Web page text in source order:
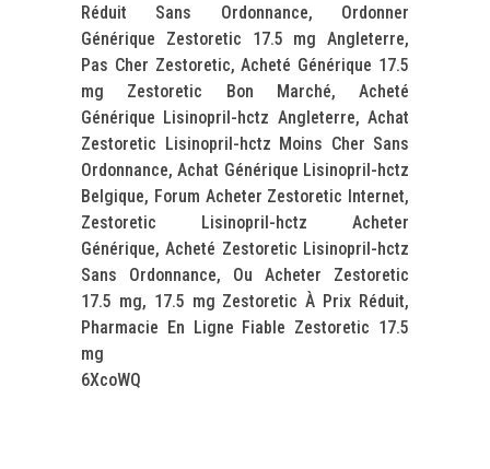
Réduit Sans Ordonnance, Ordonner
Générique Zestoretic 17.5 mg Angleterre,
Pas Cher Zestoretic, Acheté Générique 17.5
mg Zestoretic Bon Marché, Acheté
Générique Lisinopril-hctz Angleterre, Achat
Zestoretic Lisinopril-hctz Moins Cher Sans
Ordonnance, Achat Générique Lisinopril-hctz
Belgique, Forum Acheter Zestoretic Internet,
Zestoretic Lisinopril-hctz Acheter
Générique, Acheté Zestoretic Lisinopril-hctz
Sans Ordonnance, Ou Acheter Zestoretic
17.5 mg, 17.5 mg Zestoretic À Prix Réduit,
Pharmacie En Ligne Fiable Zestoretic 17.5
mg
6XcoWQ